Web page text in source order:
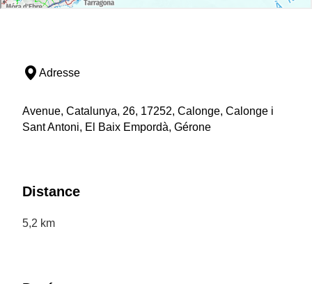
Adresse
Avenue, Catalunya, 26, 17252, Calonge, Calonge i
Sant Antoni, El Baix Empordà, Gérone
Distance
5,2 km